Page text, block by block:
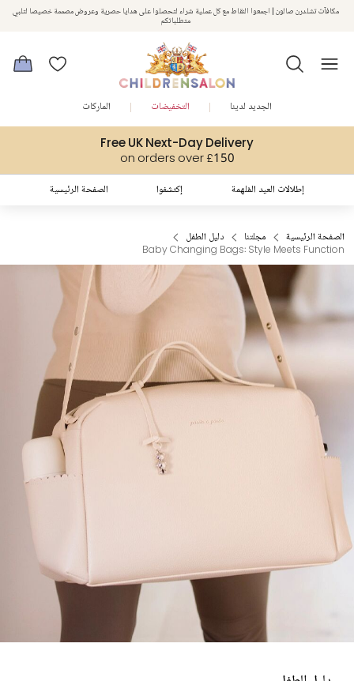
استمتعوا بخصم 10% على طلبيتكم الأولى كهدية ترحيب. سجلوا من هنا
مكافآت تشلدرن صالون | اجمعوا النقاط مع كل عملية شراء لتحصلوا على هدايا حصرية وعروض مصممة خصيصا لتلبي
متطلباتكم
Free UK Next-Day Delivery
on orders over £150
الجديد لدينا التخفيضات الماركات
الصفحة الرئيسية إكتشفوا إطلالات العيد المُلهمة
الصفحة الرئيسية مجلتنا
دليل الطفل
Baby Changing Bags: Style Meets Function